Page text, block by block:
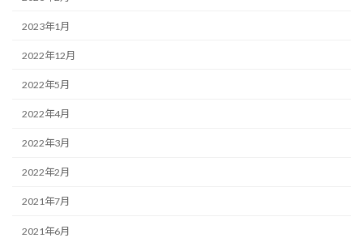
2023年1月
2022年12月
2022年5月
2022年4月
2022年3月
2022年2月
2021年7月
2021年6月